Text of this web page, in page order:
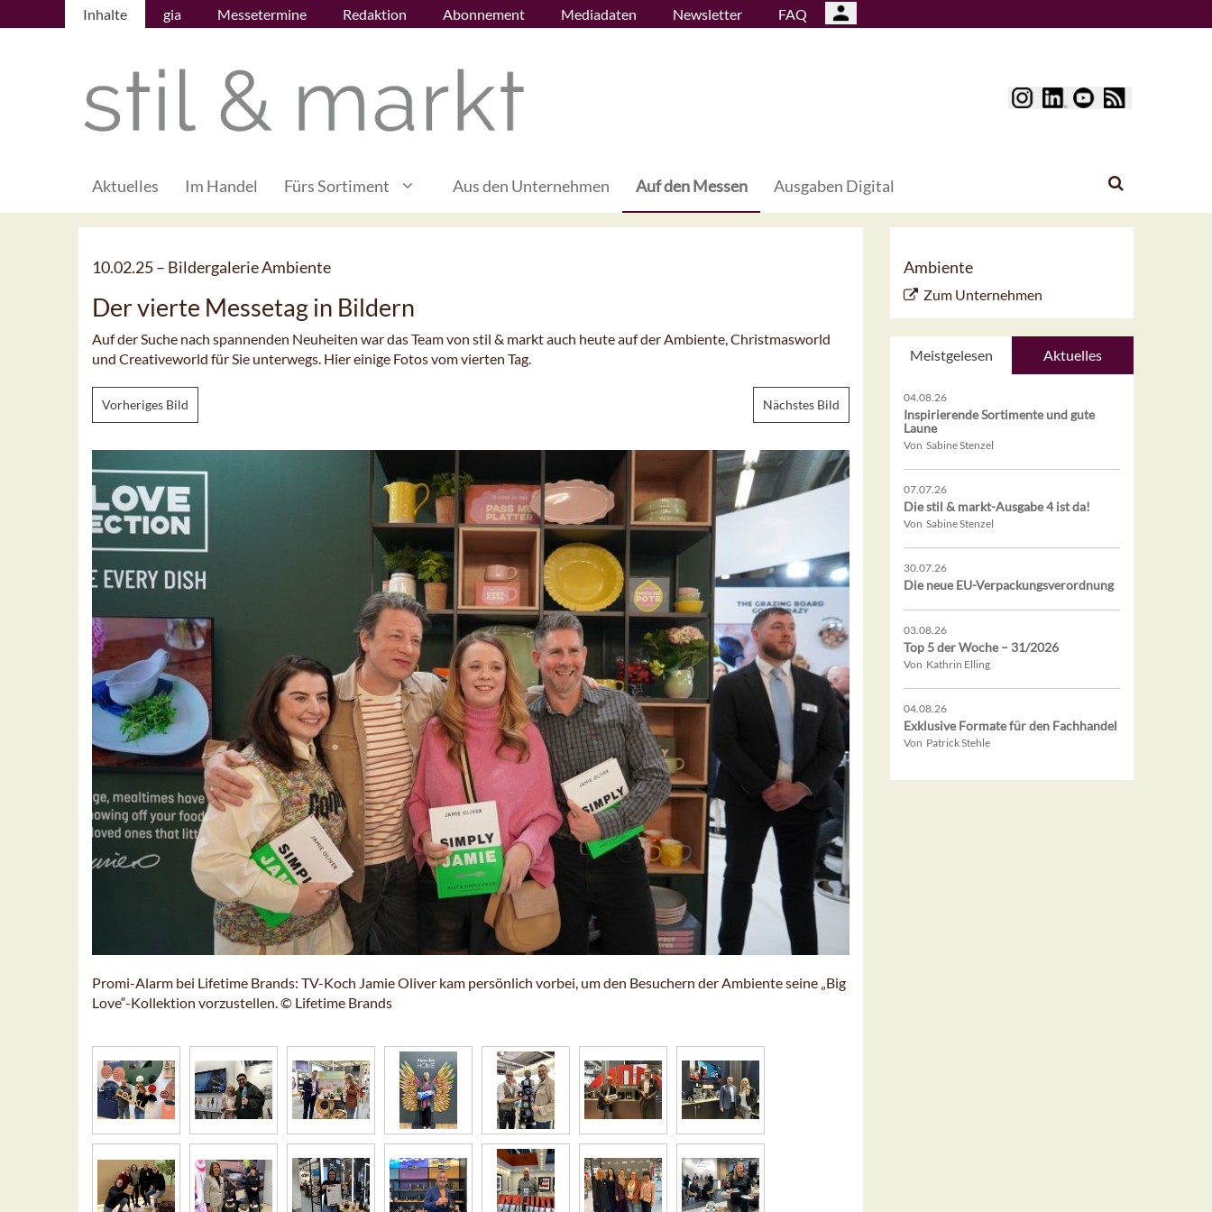
Inhalte gia Messetermine Redaktion Abonnement Mediadaten Newsletter FAQ
Aktuelles Im Handel Fürs Sortiment Aus den Unternehmen Auf den Messen Ausgaben Digital
10.02.25 – Bildergalerie Ambiente
Der vierte Messetag in Bildern
Auf der Suche nach spannenden Neuheiten war das Team von stil & markt auch heute auf der Ambiente, Christmasworld
und Creativeworld für Sie unterwegs. Hier einige Fotos vom vierten Tag.
Vorheriges Bild Nächstes Bild
Promi-Alarm bei Lifetime Brands: TV-Koch Jamie Oliver kam persönlich vorbei, um den Besuchern der Ambiente seine „Big
Love“-Kollektion vorzustellen. © Lifetime Brands
Ambiente
Zum Unternehmen
Meistgelesen Aktuelles
04.08.26
Inspirierende Sortimente und gute
Laune
Von Sabine Stenzel
07.07.26
Die stil & markt-Ausgabe 4 ist da!
Von Sabine Stenzel
30.07.26
Die neue EU-Verpackungsverordnung
03.08.26
Top 5 der Woche – 31/2026
Von Kathrin Elling
04.08.26
Exklusive Formate für den Fachhandel
Von Patrick Stehle